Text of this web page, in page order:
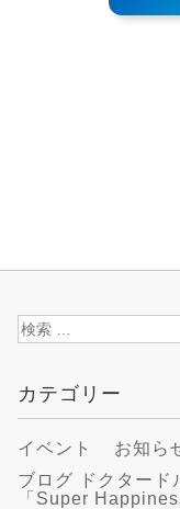
検
カテゴリー
イベント
お知ら
ブログ ドクタード
「Super